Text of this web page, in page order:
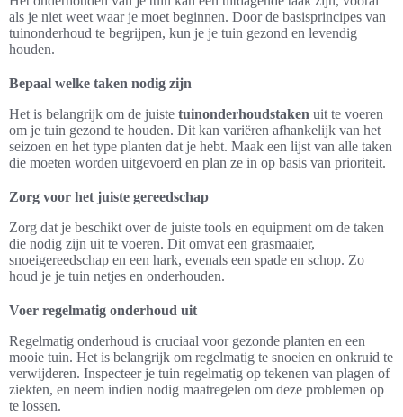
als je niet weet waar je moet beginnen. Door de basisprincipes van
tuinonderhoud te begrijpen, kun je je tuin gezond en levendig
houden.
Bepaal welke taken nodig zijn
Het is belangrijk om de juiste tuinonderhoudstaken uit te voeren
om je tuin gezond te houden. Dit kan variëren afhankelijk van het
seizoen en het type planten dat je hebt. Maak een lijst van alle taken
die moeten worden uitgevoerd en plan ze in op basis van prioriteit.
Zorg voor het juiste gereedschap
Zorg dat je beschikt over de juiste tools en equipment om de taken
die nodig zijn uit te voeren. Dit omvat een grasmaaier,
snoeigereedschap en een hark, evenals een spade en schop. Zo
houd je je tuin netjes en onderhouden.
Voer regelmatig onderhoud uit
Regelmatig onderhoud is cruciaal voor gezonde planten en een
mooie tuin. Het is belangrijk om regelmatig te snoeien en onkruid te
verwijderen. Inspecteer je tuin regelmatig op tekenen van plagen of
ziekten, en neem indien nodig maatregelen om deze problemen op
te lossen.